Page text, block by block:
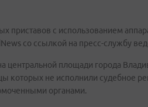
приставов c использованием
со ссылкой на пресс-службу
центральной площади города
которых не исполнили судебное
органами.